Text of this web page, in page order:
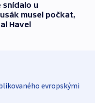
snídalo u
musel počkat,
Havel
evropskými